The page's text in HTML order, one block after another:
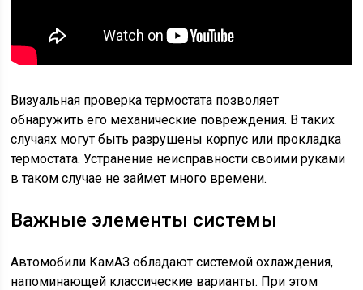
Визуальная проверка термостата позволяет
обнаружить его механические повреждения. В таких
случаях могут быть разрушены корпус или прокладка
термостата. Устранение неисправности своими руками
в таком случае не займет много времени.
Важные элементы системы
Автомобили КамАЗ обладают системой охлаждения,
напоминающей классические варианты. При этом